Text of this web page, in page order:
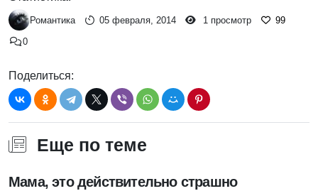
Романтика 05 февраля, 2014 1 просмотр
99
0
Поделиться:
Еще по теме
Мама, это действительно страшно